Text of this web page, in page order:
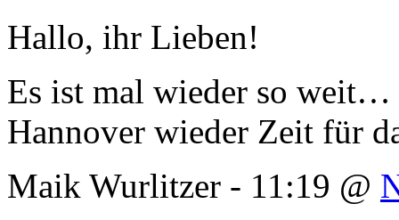
Hallo, ihr Lieben!
Es ist mal wieder so
Hannover wieder Zeit für
Maik Wurlitzer - 11:19 @